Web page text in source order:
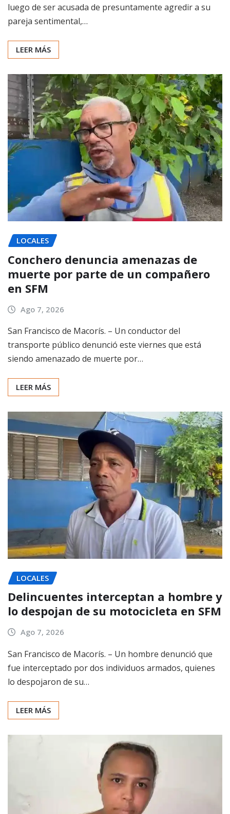
luego de ser acusada de presuntamente agredir a su
pareja sentimental,…
LEER MÁS
LOCALES
Conchero denuncia amenazas de
muerte por parte de un compañero
en SFM
Ago 7, 2026
San Francisco de Macorís. – Un conductor del
transporte público denunció este viernes que está
siendo amenazado de muerte por…
LEER MÁS
LOCALES
Delincuentes interceptan a hombre y
lo despojan de su motocicleta en SFM
Ago 7, 2026
San Francisco de Macorís. – Un hombre denunció que
fue interceptado por dos individuos armados, quienes
lo despojaron de su…
LEER MÁS